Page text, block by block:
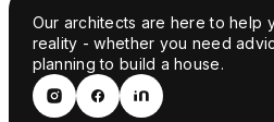
Our architects are here to help
reality - whether you need
planning to build a house.